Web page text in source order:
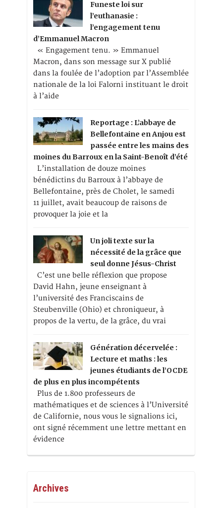
Funeste loi sur
l’euthanasie :
l’engagement tenu
d’Emmanuel Macron
« Engagement tenu. » Emmanuel
Macron, dans son message sur X publié
dans la foulée de l’adoption par l’Assemblée
nationale de la loi Falorni instituant le droit
à l’aide
Reportage : L’abbaye de
Bellefontaine en Anjou est
passée entre les mains des
moines du Barroux en la Saint-Benoît d’été
L’installation de douze moines
bénédictins du Barroux à l’abbaye de
Bellefontaine, près de Cholet, le samedi
11 juillet, avait beaucoup de raisons de
provoquer la joie et la
Un joli texte sur la
nécessité de la grâce que
seul donne Jésus-Christ
C’est une belle réflexion que propose
David Hahn, jeune enseignant à
l’université des Franciscains de
Steubenville (Ohio) et chroniqueur, à
propos de la vertu, de la grâce, du vrai
Génération décervelée :
Lecture et maths : les
jeunes étudiants de l’OCDE
de plus en plus incompétents
Plus de 1.800 professeurs de
mathématiques et de sciences à l’Université
de Californie, nous vous le signalions ici,
ont signé récemment une lettre mettant en
évidence
Archives